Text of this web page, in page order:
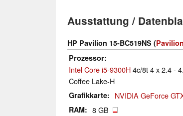
Ausstattung /
HP Pavilion 15-BC519NS (
Prozessor
Intel Core i5-9300H4c/8t 4 x 2.4 -
Coffee Lake-H
Grafikkarte NVIDIA GeForce
RAM 8 GB